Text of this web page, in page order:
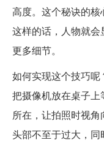
高度。这个秘诀的核
这样的话，人物就
更多细节。
如何实现这个技巧呢
把摄像机放在桌子
所在，让拍照时视
头部不至于过大，